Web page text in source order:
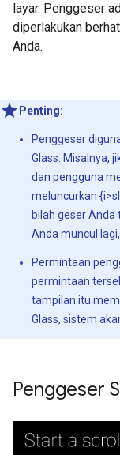
layar. Penggeser
diperlakukan
Anda.
Penting:
Penggeser
Glass. Misalnya,
dan pengguna
meluncurkan
bilah geser Anda
Anda muncul
Permintaan
permintaan
tampilan itu
Glass, sistem
Penggeser